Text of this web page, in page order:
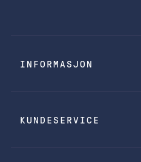
INFORMASJON
KUNDESERVICE